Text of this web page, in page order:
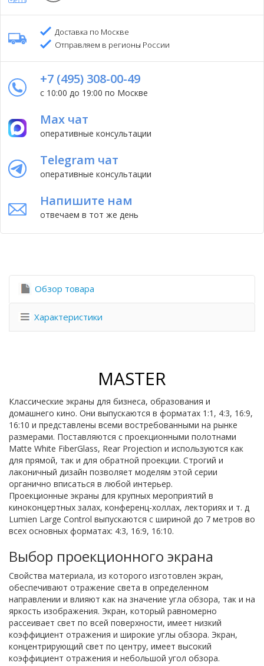
Доставка по Москве
Отправляем в регионы России
+7 (495) 308-00-49
с 10:00 до 19:00 по Москве
Max чат
оперативные консультации
Telegram чат
оперативные консультации
Напишите нам
отвечаем в тот же день
Обзор товара
Характеристики
MASTER
Классические экраны для бизнеса, образования и
домашнего кино. Они выпускаются в форматах 1:1, 4:3, 16:9,
16:10 и представлены всеми востребованными на рынке
размерами. Поставляются с проекционными полотнами
Matte White FiberGlass, Rear Projection и используются как
для прямой, так и для обратной проекции. Строгий и
лаконичный дизайн позволяет моделям этой серии
органично вписаться в любой интерьер.
Проекционные экраны для крупных мероприятий в
киноконцертных залах, конференц-холлах, лекториях и т. д
Lumien Large Control выпускаются с шириной до 7 метров во
всех основных форматах: 4:3, 16:9, 16:10.
Выбор проекционного экрана
Свойства материала, из которого изготовлен экран,
обеспечивают отражение света в определенном
направлении и влияют как на значение угла обзора, так и на
яркость изображения. Экран, который равномерно
рассеивает свет по всей поверхности, имеет низкий
коэффициент отражения и широкие углы обзора. Экран,
концентрирующий свет по центру, имеет высокий
коэффициент отражения и небольшой угол обзора.